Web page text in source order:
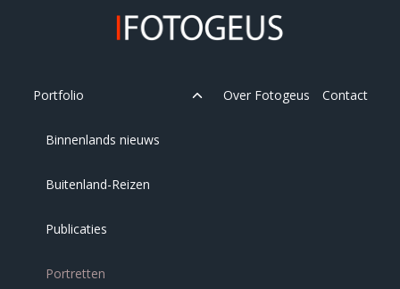
Portfolio
Expand
Binnenlands nieuws
Buitenland-Reizen
Publicaties
Portretten
Over Fotogeus Contact